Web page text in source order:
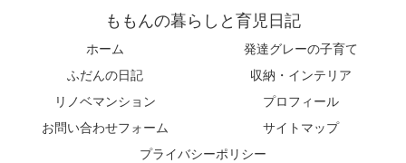
ももんの暮らしと育児日記
ホーム
発達グレーの子育て
ふだんの日記
収納・インテリア
リノベマンション
プロフィール
お問い合わせフォーム
サイトマップ
プライバシーポリシー